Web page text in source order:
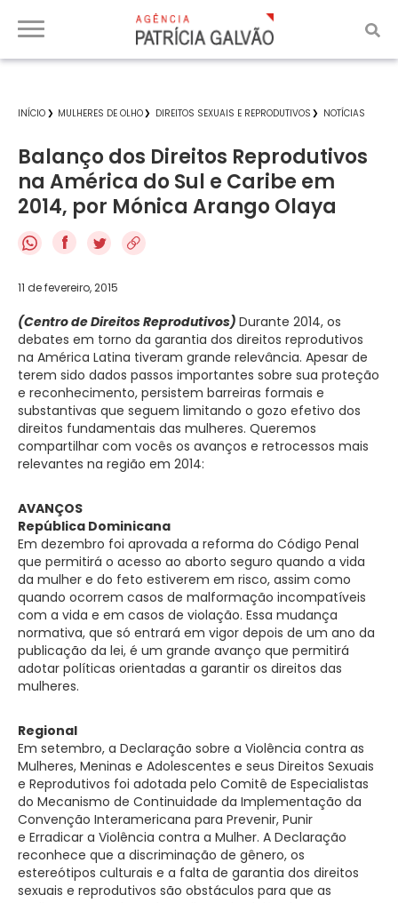
INÍCIO MULHERES DE OLHO DIREITOS SEXUAIS E REPRODUTIVOS NOTÍCIAS
Balanço dos Direitos Reprodutivos
na América do Sul e Caribe em
2014, por Mónica Arango Olaya
f
11 de fevereiro, 2015
(Centro de Direitos Reprodutivos) Durante 2014, os
debates em torno da garantia dos direitos reprodutivos
na América Latina tiveram grande relevância. Apesar de
terem sido dados passos importantes sobre sua proteção
e reconhecimento, persistem barreiras formais e
substantivas que seguem limitando o gozo efetivo dos
direitos fundamentais das mulheres. Queremos
compartilhar com vocês os avanços e retrocessos mais
relevantes na região em 2014:
AVANÇOS
República Dominicana
Em dezembro foi aprovada a reforma do Código Penal
que permitirá o acesso ao aborto seguro quando a vida
da mulher e do feto estiverem em risco, assim como
quando ocorrem casos de malformação incompatíveis
com a vida e em casos de violação. Essa mudança
normativa, que só entrará em vigor depois de um ano da
publicação da lei, é um grande avanço que permitirá
adotar políticas orientadas a garantir os direitos das
mulheres.
Regional
Em setembro, a Declaração sobre a Violência contra as
Mulheres, Meninas e Adolescentes e seus Direitos Sexuais
e Reprodutivos foi adotada pelo Comitê de Especialistas
do Mecanismo de Continuidade da Implementação da
Convenção Interamericana para Prevenir, Punir
e Erradicar a Violência contra a Mulher. A Declaração
reconhece que a discriminação de gênero, os
estereótipos culturais e a falta de garantia dos direitos
sexuais e reprodutivos são obstáculos para que as